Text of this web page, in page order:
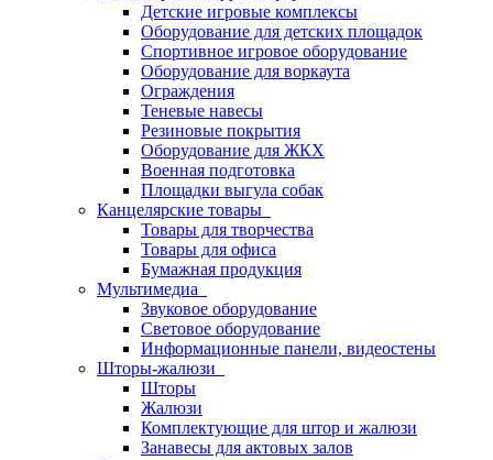
Детские игровые комплексы
Оборудование для детских площадок
Спортивное игровое оборудование
Оборудование для воркаута
Ограждения
Теневые навесы
Резиновые покрытия
Оборудование для ЖКХ
Военная подготовка
Площадки выгула собак
Канцелярские товары
Товары для творчества
Товары для офиса
Бумажная продукция
Мультимедиа
Звуковое оборудование
Световое оборудование
Информационные панели, видеостены
Шторы-жалюзи
Шторы
Жалюзи
Комплектующие для штор и жалюзи
Занавесы для актовых залов